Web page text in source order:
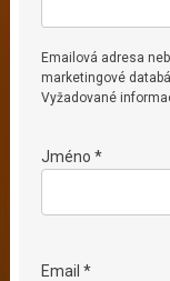
Emailová adresa
marketingové
Vyžadované
Jméno *
Email *